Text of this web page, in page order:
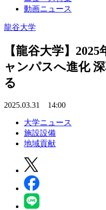
動画ニュース
龍谷大学
【龍谷大学】
ャンパスへ進化
る
2025.03.31 14:00
大学ニュース
施設設備
地域貢献